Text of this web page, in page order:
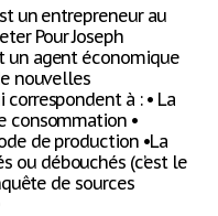
un entrepreneur au
Pour Joseph
un agent économique
nouvelles
à : • La
consommation •
de production •La
ou débouchés (c’est le
de sources